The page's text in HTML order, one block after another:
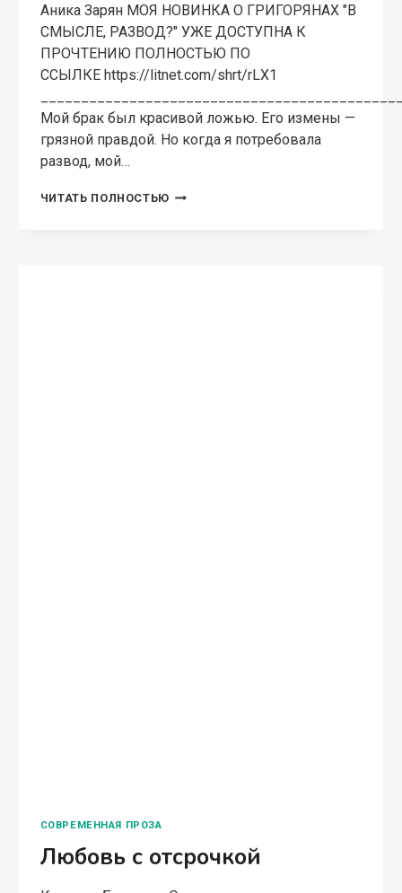
Аника Зарян МОЯ НОВИНКА О ГРИГОРЯНАХ "В
СМЫСЛЕ, РАЗВОД?" УЖЕ ДОСТУПНА К
ПРОЧТЕНИЮ ПОЛНОСТЬЮ ПО
ССЫЛКЕ https://litnet.com/shrt/rLX1
Мой брак был красивой ложью. Его измены —
грязной правдой. Но когда я потребовала
развод, мой…
ЧИТАТЬ ПОЛНОСТЬЮ РАЗВОД.
СОВРЕМЕННАЯ ПРОЗА
Любовь с отсрочкой